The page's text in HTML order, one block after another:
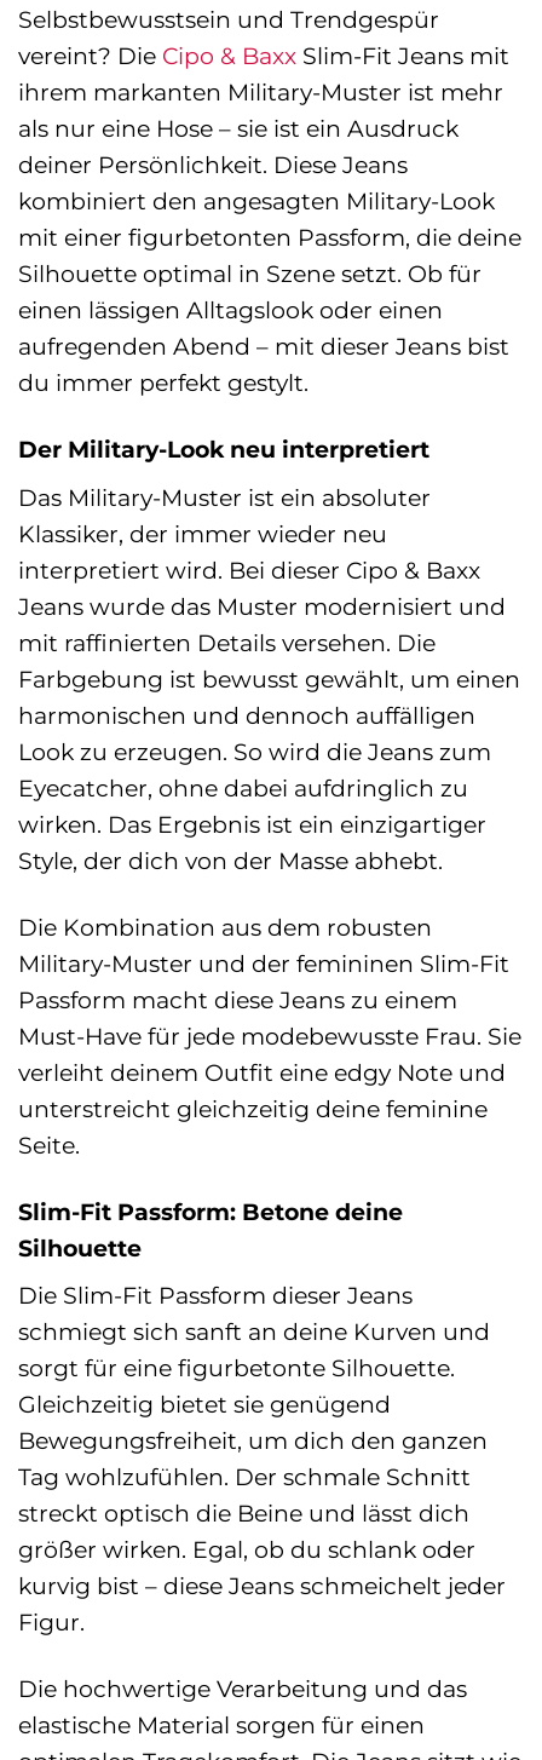
Selbstbewusstsein und Trendgespür
vereint? Die Cipo & Baxx Slim-Fit Jeans mit
ihrem markanten Military-Muster ist mehr
als nur eine Hose – sie ist ein Ausdruck
deiner Persönlichkeit. Diese Jeans
kombiniert den angesagten Military-Look
mit einer figurbetonten Passform, die deine
Silhouette optimal in Szene setzt. Ob für
einen lässigen Alltagslook oder einen
aufregenden Abend – mit dieser Jeans bist
du immer perfekt gestylt.
Der Military-Look neu interpretiert
Das Military-Muster ist ein absoluter
Klassiker, der immer wieder neu
interpretiert wird. Bei dieser Cipo & Baxx
Jeans wurde das Muster modernisiert und
mit raffinierten Details versehen. Die
Farbgebung ist bewusst gewählt, um einen
harmonischen und dennoch auffälligen
Look zu erzeugen. So wird die Jeans zum
Eyecatcher, ohne dabei aufdringlich zu
wirken. Das Ergebnis ist ein einzigartiger
Style, der dich von der Masse abhebt.
Die Kombination aus dem robusten
Military-Muster und der femininen Slim-Fit
Passform macht diese Jeans zu einem
Must-Have für jede modebewusste Frau. Sie
verleiht deinem Outfit eine edgy Note und
unterstreicht gleichzeitig deine feminine
Seite.
Slim-Fit Passform: Betone deine
Silhouette
Die Slim-Fit Passform dieser Jeans
schmiegt sich sanft an deine Kurven und
sorgt für eine figurbetonte Silhouette.
Gleichzeitig bietet sie genügend
Bewegungsfreiheit, um dich den ganzen
Tag wohlzufühlen. Der schmale Schnitt
streckt optisch die Beine und lässt dich
größer wirken. Egal, ob du schlank oder
kurvig bist – diese Jeans schmeichelt jeder
Figur.
Die hochwertige Verarbeitung und das
elastische Material sorgen für einen